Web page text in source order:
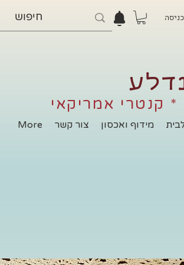
כניסה
* קנטרי אמריקאי
מידוף ואכסון צור קשר More